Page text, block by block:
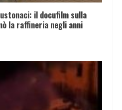
il docufilm sulla
la raffineria negli anni